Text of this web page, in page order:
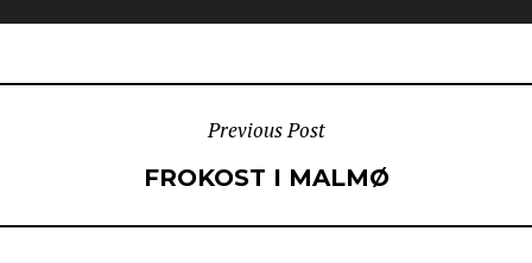
NAVIGATION
Previous Post
FROKOST I MALMØ